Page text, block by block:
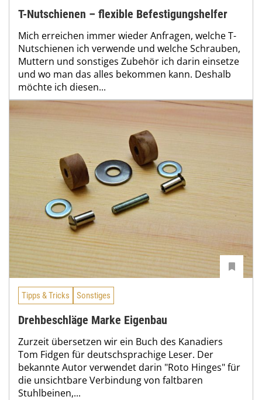
T-Nutschienen – flexible Befestigungshelfer
Mich erreichen immer wieder Anfragen, welche T-
Nutschienen ich verwende und welche Schrauben,
Muttern und sonstiges Zubehör ich darin einsetze
und wo man das alles bekommen kann. Deshalb
möchte ich diesen...
Tipps & Tricks Sonstiges
Drehbeschläge Marke Eigenbau
Zurzeit übersetzen wir ein Buch des Kanadiers
Tom Fidgen für deutschsprachige Leser. Der
bekannte Autor verwendet darin "Roto Hinges" für
die unsichtbare Verbindung von faltbaren
Stuhlbeinen,...